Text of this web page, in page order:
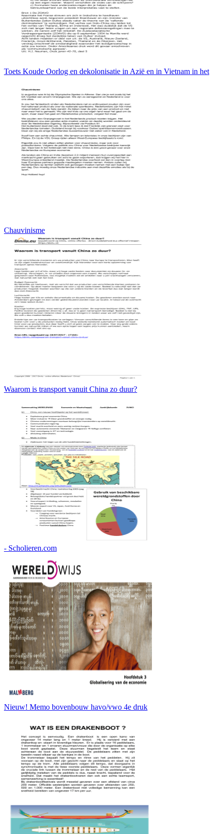
Toets Koude Oorlog en dekolonisatie in Azië en in Vietnam in het
Chauvinisme
Waarom is transport vanuit China zo duur?
- Scholieren.com
Nieuw! Memo bovenbouw havo/vwo 4e druk